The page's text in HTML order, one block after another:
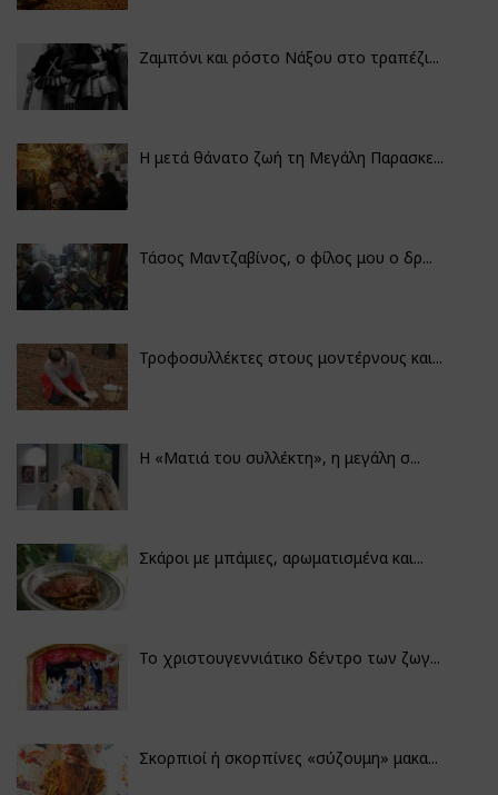
Ζαμπόνι και ρόστο Νάξου στο τραπέζι...
Η μετά θάνατο ζωή τη Μεγάλη Παρασκε...
Τάσος Μαντζαβίνος, ο φίλος μου ο δρ...
Τροφοσυλλέκτες στους μοντέρνους και...
H «Ματιά του συλλέκτη», η μεγάλη σ...
Σκάροι με μπάμιες, αρωματισμένα και...
Το χριστουγεννιάτικο δέντρο των ζωγ...
Σκορπιοί ή σκορπίνες «σύζουμη» μακα...